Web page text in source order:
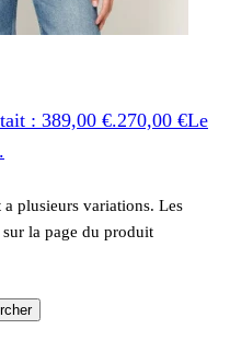
: 389,00 €.270,00 €Le
a plusieurs variations. Les
la page du produit